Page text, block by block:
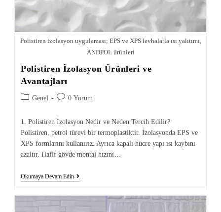
Polistiren izolasyon uygulaması; EPS ve XPS levhalarla ısı yalıtımı,
ANDPOL ürünleri
Polistiren İzolasyon Ürünleri ve
Avantajları
Genel 0 Yorum
1. Polistiren İzolasyon Nedir ve Neden Tercih Edilir?
Polistiren, petrol türevi bir termoplastiktir. İzolasyonda EPS ve
XPS formlarını kullanırız. Ayrıca kapalı hücre yapı ısı kaybını
azaltır. Hafif gövde montaj hızını…
Okumaya Devam Edin